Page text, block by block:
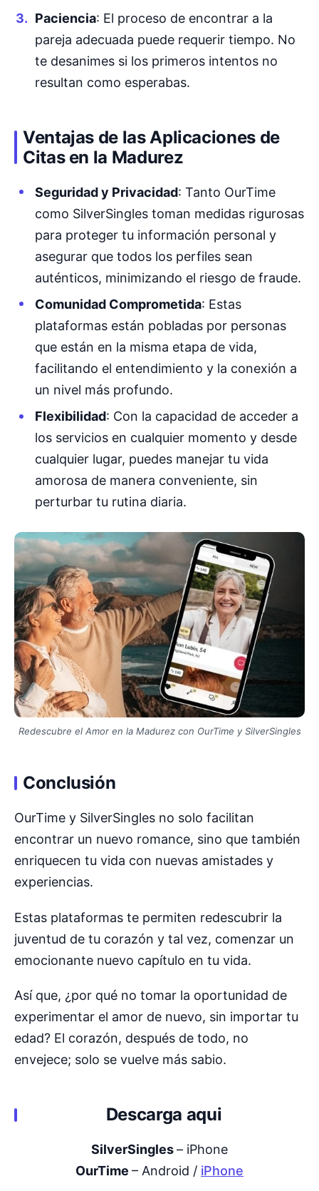
Paciencia: El proceso de encontrar a la
pareja adecuada puede requerir tiempo. No
te desanimes si los primeros intentos no
resultan como esperabas.
Ventajas de las Aplicaciones de
Citas en la Madurez
Seguridad y Privacidad: Tanto OurTime
como SilverSingles toman medidas rigurosas
para proteger tu información personal y
asegurar que todos los perfiles sean
auténticos, minimizando el riesgo de fraude.
Comunidad Comprometida: Estas
plataformas están pobladas por personas
que están en la misma etapa de vida,
facilitando el entendimiento y la conexión a
un nivel más profundo.
Flexibilidad: Con la capacidad de acceder a
los servicios en cualquier momento y desde
cualquier lugar, puedes manejar tu vida
amorosa de manera conveniente, sin
perturbar tu rutina diaria.
Redescubre el Amor en la Madurez con OurTime y SilverSingles
Conclusión
OurTime y SilverSingles no solo facilitan
encontrar un nuevo romance, sino que también
enriquecen tu vida con nuevas amistades y
experiencias.
Estas plataformas te permiten redescubrir la
juventud de tu corazón y tal vez, comenzar un
emocionante nuevo capítulo en tu vida.
Así que, ¿por qué no tomar la oportunidad de
experimentar el amor de nuevo, sin importar tu
edad? El corazón, después de todo, no
envejece; solo se vuelve más sabio.
Descarga aqui
SilverSingles– iPhone
OurTime – Android / iPhone